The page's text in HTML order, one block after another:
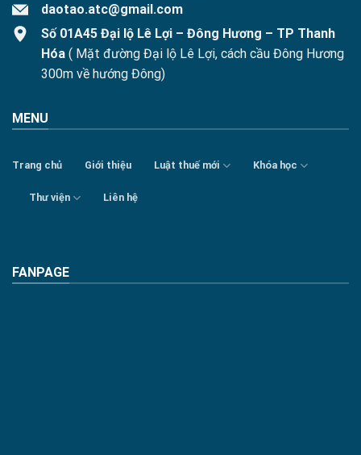
daotao.atc@gmail.com
Số 01A45 Đại lộ Lê Lợi – Đông Hương – TP Thanh
Hóa ( Mặt đường Đại lộ Lê Lợi, cách cầu Đông Hương
300m về hướng Đông)
MENU
Trang chủ Giới thiệu Luật thuế mới Khóa học
Thư viện Liên hệ
FANPAGE